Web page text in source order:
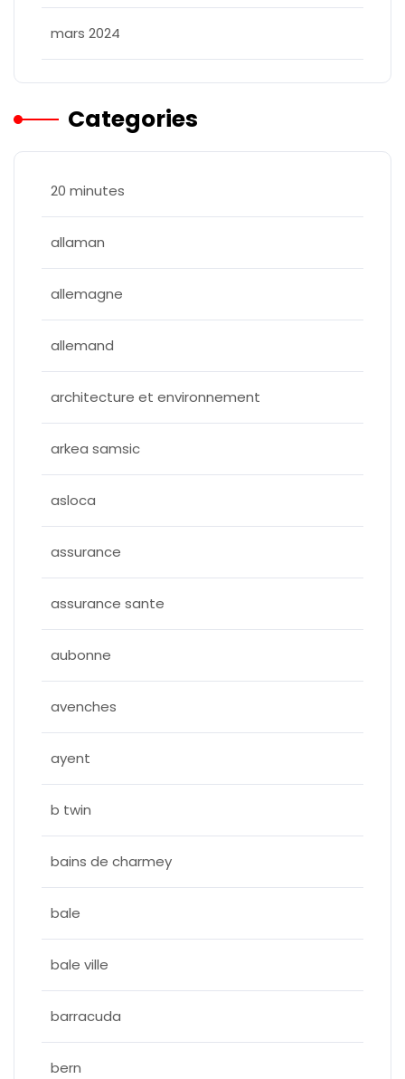
mars 2024
Categories
20 minutes
allaman
allemagne
allemand
architecture et environnement
arkea samsic
asloca
assurance
assurance sante
aubonne
avenches
ayent
b twin
bains de charmey
bale
bale ville
barracuda
bern